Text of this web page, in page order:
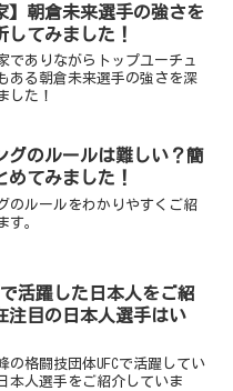
】朝倉未来選手の強さを
してみました！
でありながらトップユーチュ
ある朝倉未来選手の強さを深
した！
グのルールは難しい？簡
めてみました！
のルールをわかりやすくご紹
す。
で活躍した日本人をご紹
注目の日本人選手はい
の格闘技団体UFCで活躍してい
本人選手をご紹介していま